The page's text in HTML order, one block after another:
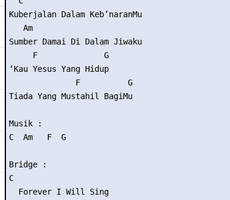
Kuberjalan Dalam Keb’naranMu
   Am
Sumber Damai Di Dalam Jiwaku
     F              G
‘Kau Yesus Yang Hidup
              F          G
Tiada Yang Mustahil BagiMu
Musik :
C  Am   F  G
Bridge :
C
  Forever I Will Sing